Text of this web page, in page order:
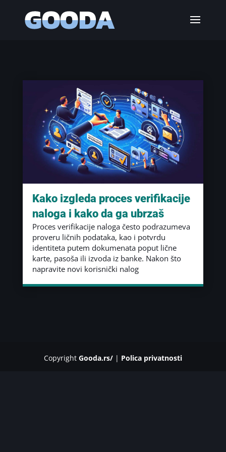
Kako izgleda proces verifikacije
naloga i kako da ga ubrzaš
Proces verifikacije naloga često podrazumeva
proveru ličnih podataka, kao i potvrdu
identiteta putem dokumenata poput lične
karte, pasoša ili izvoda iz banke. Nakon što
napravite novi korisnički nalog
Copyright Gooda.rs/| Polica privatnosti